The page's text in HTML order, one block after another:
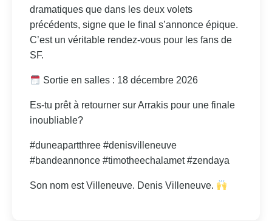
dramatiques que dans les deux volets
précédents, signe que le final s’annonce épique.
C’est un véritable rendez‑vous pour les fans de
SF.
Sortie en salles : 18 décembre 2026
Es-tu prêt à retourner sur Arrakis pour une finale
inoubliable?
#duneapartthree #denisvilleneuve
#bandeannonce #timotheechalamet #zendaya
Son nom est Villeneuve. Denis Villeneuve.